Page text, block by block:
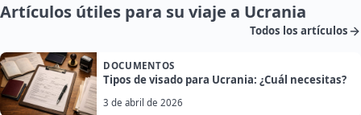
Artículos útiles para su viaje a Ucrania
Todos los artículos
DOCUMENTOS
Tipos de visado para Ucrania: ¿Cuál necesitas?
3 de abril de 2026